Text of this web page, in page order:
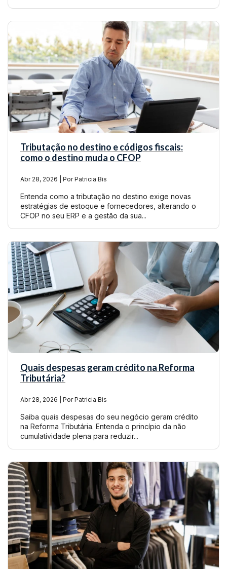
Tributação no destino e códigos fiscais:
como o destino muda o CFOP
Abr 28, 2026 | Por Patricia Bis
Entenda como a tributação no destino exige novas
estratégias de estoque e fornecedores, alterando o
CFOP no seu ERP e a gestão da sua...
Quais despesas geram crédito na Reforma
Tributária?
Abr 28, 2026 | Por Patricia Bis
Saiba quais despesas do seu negócio geram crédito
na Reforma Tributária. Entenda o princípio da não
cumulatividade plena para reduzir...